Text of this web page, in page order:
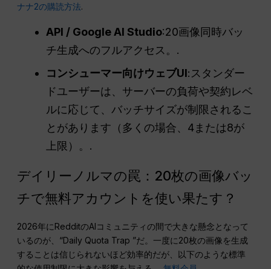
ナナ2の購読方法.
API / Google AI Studio:20画像同時バッ
チ生成へのフルアクセス。.
コンシューマー向けウェブUI:スタンダー
ドユーザーは、サーバーの負荷や契約レベ
ルに応じて、バッチサイズが制限されるこ
とがあります（多くの場合、4または8が
上限）。.
デイリーノルマの罠：20枚の画像バッ
チで無料アカウントを使い果たす？
2026年にRedditのAIコミュニティの間で大きな懸念となって
いるのが、“Daily Quota Trap ”だ。一度に20枚の画像を生成
することは信じられないほど効率的だが、以下のような標準